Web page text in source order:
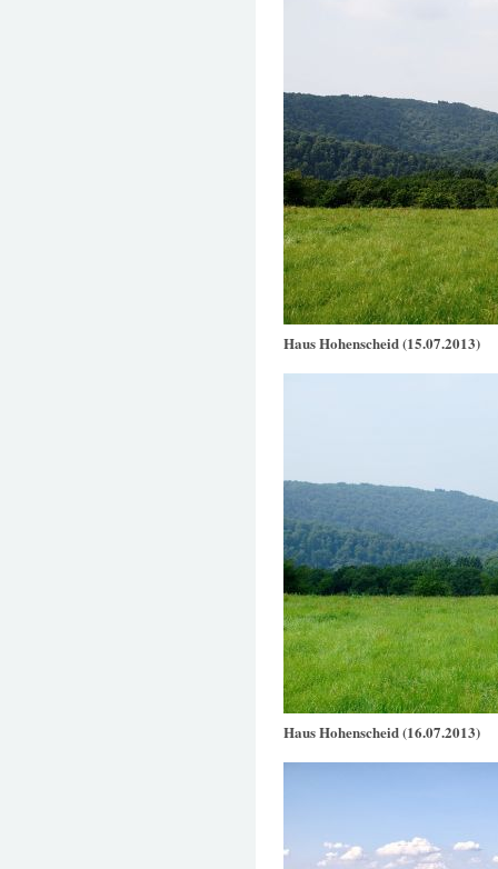
Haus Hohenscheid (15.07.2013)
Haus Hohenscheid (16.07.2013)